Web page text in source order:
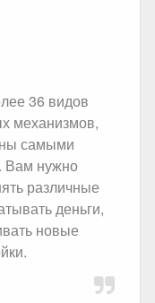
36 видов
механизмов,
самыми
Вам нужно
различные
деньги,
новые